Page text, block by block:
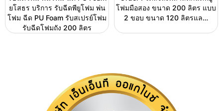
ยโสธร บริการ รับฉีดพียูโฟม พ่น
โฟม ฉีด PU Foam รับสเปรย์โฟม
รับฉีดโฟมถัง 200 ลิตร
โฟมมือสอง ขนาด 200 ลิตร แบบ
2 ขอบ ขนาด 120 ลิตรแล…